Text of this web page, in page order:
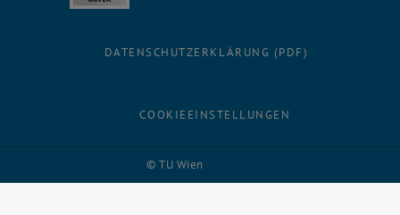
© TU Wien
DATENSCHUTZERKLÄRUNG (PDF)
COOKIEEINSTELLUNGEN